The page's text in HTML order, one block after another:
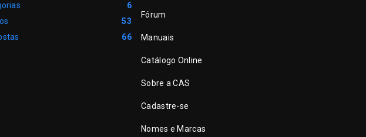
6
53
66
Fórum
Manuais
Catálogo Online
Sobre a CAS
Cadastre-se
Nomes e Marcas